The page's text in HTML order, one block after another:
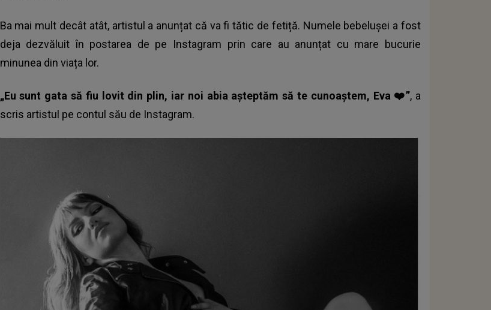
Ba mai mult decât atât, artistul a anunțat că va fi tătic de fetiță. Numele bebelușei a fost
deja dezvăluit în postarea de pe Instagram prin care au anunțat cu mare bucurie
minunea din viața lor.
„Eu sunt gata să fiu lovit din plin, iar noi abia așteptăm să te cunoaștem, Eva ❤️”, a
scris artistul pe contul său de Instagram.